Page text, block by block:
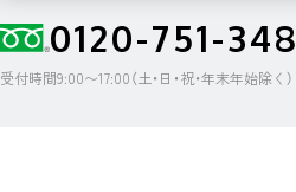
0120-751-348
受付時間9:00〜17:00（土・日・祝・年末年始除く）